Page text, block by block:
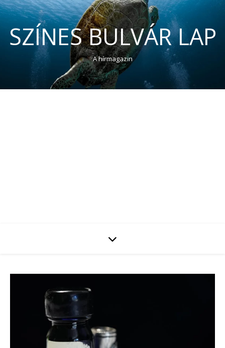
SZÍNES BULVÁR LAP
A hírmagazin